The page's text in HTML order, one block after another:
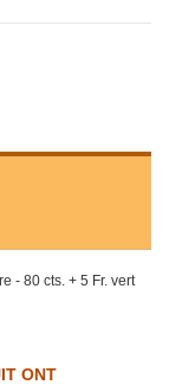
- 80 cts. + 5 Fr. vert
ONT